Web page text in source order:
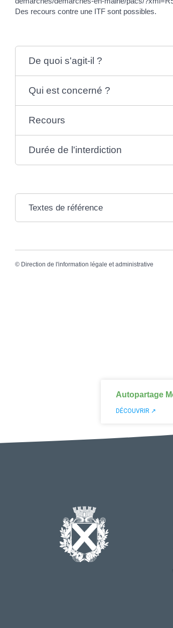
Des recours contre une ITF sont possibles.
De quoi s'agit-il ?
Qui est concerné ?
Recours
Durée de l'interdiction
Textes de référence
© Direction de l'information légale et administrative
Autopartage
DÉCOUVRIR ↗